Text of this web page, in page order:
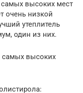
высоких мест
очень низкой
утеплитель
один из них.
самых высоких